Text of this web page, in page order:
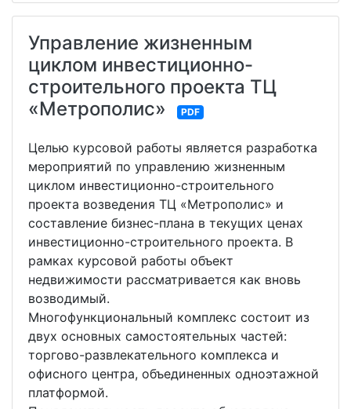
Управление жизненным
циклом инвестиционно-
строительного проекта ТЦ
«Метрополис»
PDF
Целью курсовой работы является разработка
мероприятий по управлению жизненным
циклом инвестиционно-строительного
проекта возведения ТЦ «Метрополис» и
составление бизнес-плана в текущих ценах
инвестиционно-строительного проекта. В
рамках курсовой работы объект
недвижимости рассматривается как вновь
возводимый.
Многофункциональный комплекс состоит из
двух основных самостоятельных частей:
торгово-развлекательного комплекса и
офисного центра, объединенных одноэтажной
платформой.